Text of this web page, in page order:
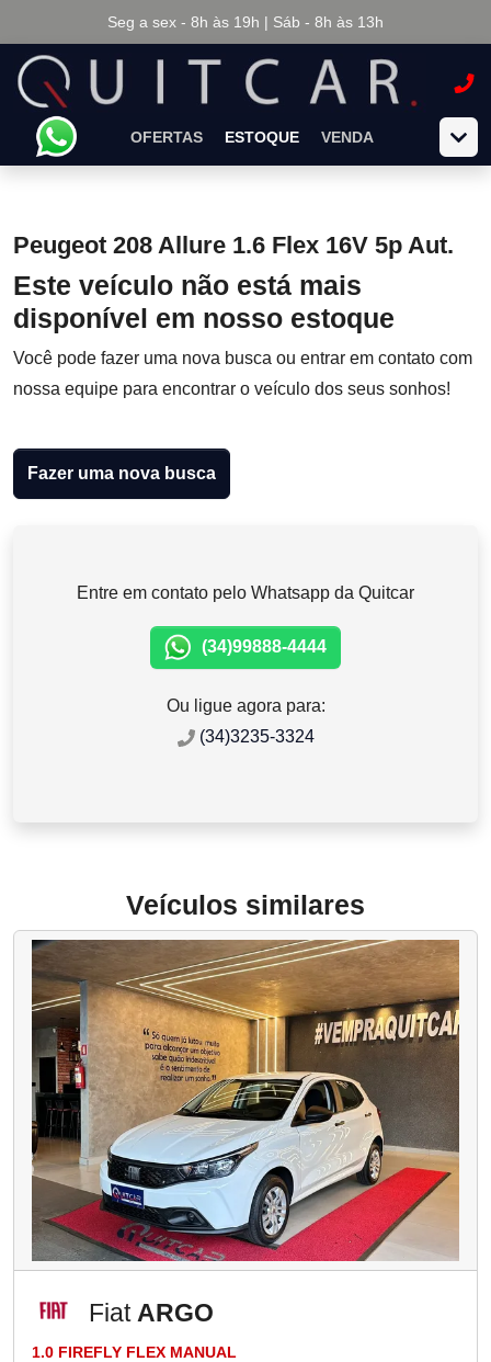
Seg a sex - 8h às 19h | Sáb - 8h às 13h
OFERTAS ESTOQUE VENDA
Peugeot 208 Allure 1.6 Flex 16V 5p Aut.
Este veículo não está mais
disponível em nosso estoque
Você pode fazer uma nova busca ou entrar em contato com
nossa equipe para encontrar o veículo dos seus sonhos!
Fazer uma nova busca
Entre em contato pelo Whatsapp da Quitcar
(34)99888-4444
Ou ligue agora para:
(34)3235-3324
Veículos similares
Fiat ARGO
1.0 FIREFLY FLEX MANUAL